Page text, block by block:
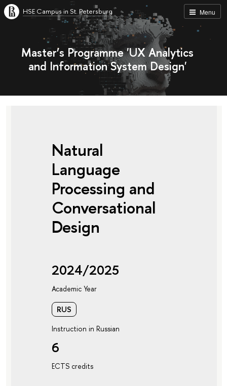
Menu
HSE Campus in St. Petersburg
Master’s Programme 'UX Analytics
and Information System Design'
Natural
Language
Processing and
Conversational
Design
2024/2025
Academic Year
RUS
Instruction in Russian
6
ECTS credits